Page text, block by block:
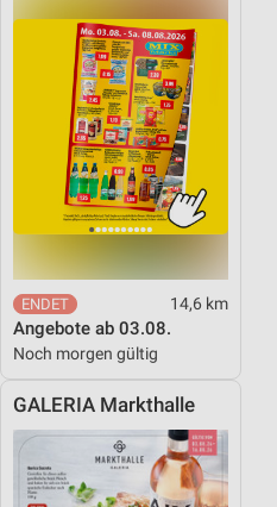
14,6 km
Angebote ab 03.08.
Noch morgen gültig
GALERIA Markthalle